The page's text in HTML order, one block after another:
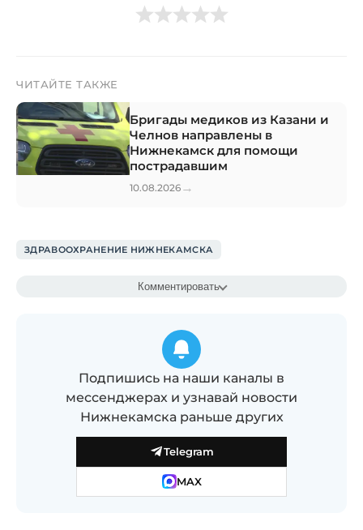
ЧИТАЙТЕ ТАКЖЕ
Бригады медиков из Казани и
Челнов направлены в
Нижнекамск для помощи
пострадавшим
10.08.2026 →
ЗДРАВООХРАНЕНИЕ НИЖНЕКАМСКА
Комментировать
Подпишись на наши каналы в
мессенджерах и узнавай новости
Нижнекамска раньше других
Telegram
MAX